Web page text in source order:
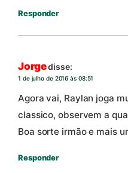
Responder
Jorgedisse:
1 de julho de 2016 às 08:51
Agora vai, Raylan joga
classico, observem a
Boa sorte irmão e mais
Responder